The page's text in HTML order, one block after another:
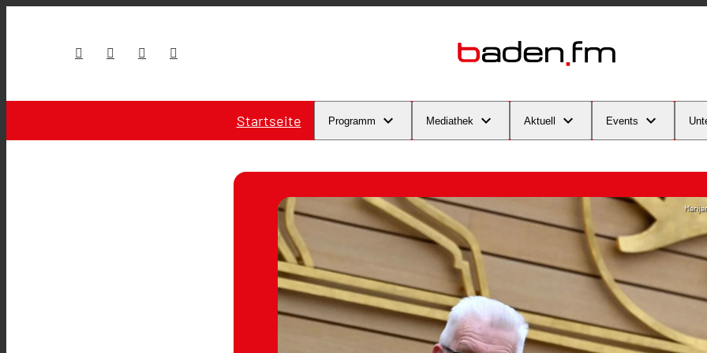
Startseite Programm Mediathek Aktuell Events